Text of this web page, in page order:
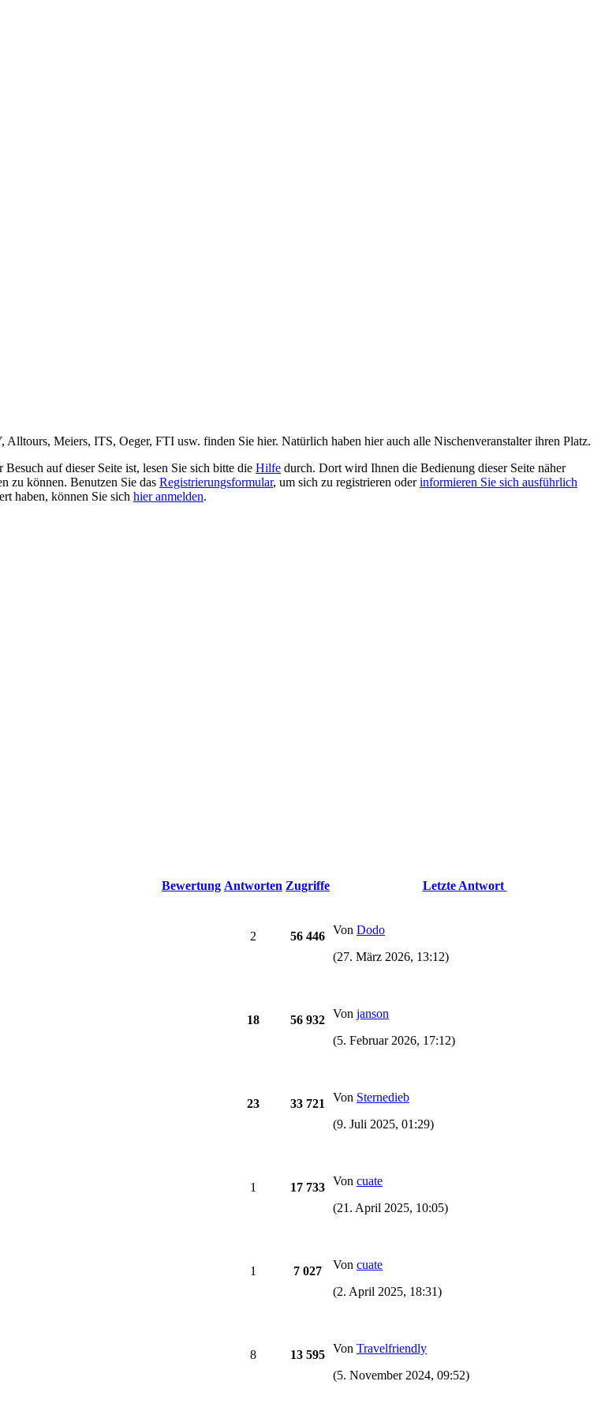
Meiers, ITS, Oeger, FTI usw. finden Sie hier. Natürlich haben hier auch alle Nischenveranstalter ihren Platz.
auf dieser Seite ist, lesen Sie sich bitte die Hilfe durch. Dort wird Ihnen die Bedienung dieser Seite näher
zu können. Benutzen Sie das Registrierungsformular, um sich zu registrieren oderinformieren Sie sich ausführlich
haben, können Sie sich hier anmelden.
Bewertung Antworten Zugriffe Letzte Antwort
2 56 446 Von Dodo
(27. März 2026, 13:12)
18 56 932 Von janson
(5. Februar 2026, 17:12)
23 33 721 Von Sternedieb
(9. Juli 2025, 01:29)
1 17 733 Von cuate
(21. April 2025, 10:05)
1 7 027 Von cuate
(2. April 2025, 18:31)
8 13 595 Von Travelfriendly
(5. November 2024, 09:52)